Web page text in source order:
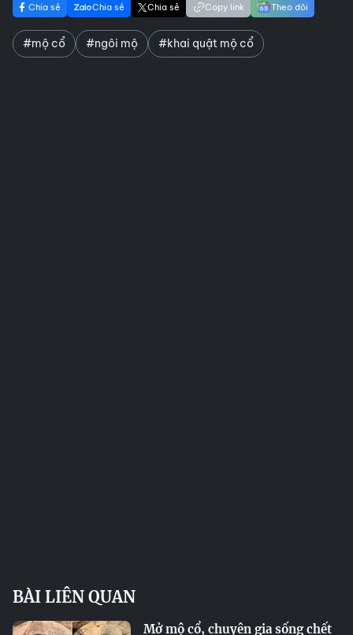
Chia sẻ Chia sẻ Chia sẻ Copy link Theo dõi
#mộ cổ #ngôi mộ #khai quật mộ cổ
BÀI LIÊN QUAN
Mở mộ cổ, chuyên gia sống chết